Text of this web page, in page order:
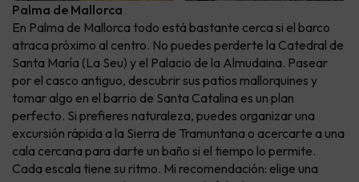
Palma de Mallorca
En Palma de Mallorca todo está bastante cerca si el barco
atraca próximo al centro. No puedes perderte la Catedral de
Santa María (La Seu) y el Palacio de la Almudaina. Pasear
por el casco antiguo, descubrir sus patios mallorquines y
tomar algo en el barrio de Santa Catalina es un plan
perfecto. Si prefieres naturaleza, puedes organizar una
excursión rápida a la Sierra de Tramuntana o acercarte a una
cala cercana para darte un baño si el tiempo lo permite.
Cada escala tiene su ritmo. Mi recomendación: elige una